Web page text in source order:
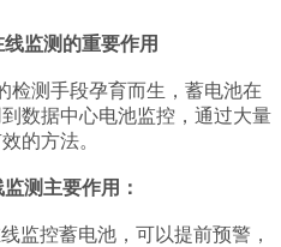
监测的重要作用
测手段孕育而生，蓄电池在
数据中心电池监控，通过大量
的方法。
测主要作用：
监控蓄电池，可以提前预警，